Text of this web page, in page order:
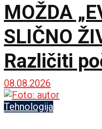
MOŽDA
SLIČNO
Različiti
završavaju
rešenjima
08.08.2026
Tehnologija